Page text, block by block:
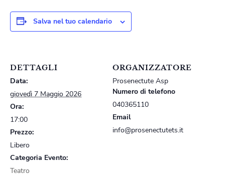
Salva nel tuo calendario
DETTAGLI
Data:
giovedì 7 Maggio 2026
Ora:
17:00
Prezzo:
Libero
Categoria Evento:
Teatro
ORGANIZZATORE
Prosenectute Asp
Numero di telefono
040365110
Email
info@prosenectutets.it